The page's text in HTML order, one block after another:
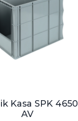
Kasa SPK 4650
AV